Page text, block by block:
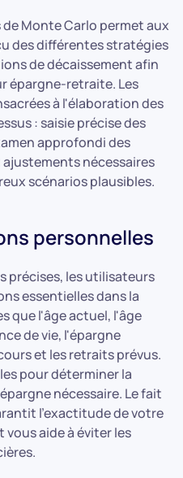
Monte Carlo permet aux
des différentes stratégies
de décaissement afin
épargne-retraite. Les
à l'élaboration des
: saisie précise des
approfondi des
nécessaires
scénarios plausibles.
personnelles
précises, les utilisateurs
essentielles dans la
que l'âge actuel, l'âge
de vie, l'épargne
et les retraits prévus.
pour déterminer la
nécessaire. Le fait
l'exactitude de votre
aide à éviter les